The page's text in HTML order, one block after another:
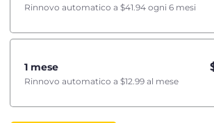
Rinnovo automatico a $41.94 ogni 6 mesi
1 mese
Rinnovo automatico a $12.99 al mese